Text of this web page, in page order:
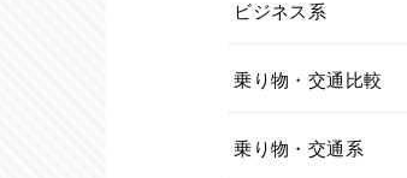
ビジネス系
乗り物・交通比較
乗り物・交通系